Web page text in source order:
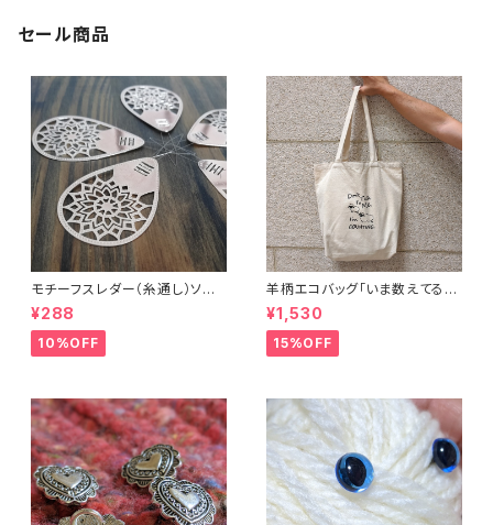
セール商品
モチーフスレダー（糸通し）ソー
イング小物
¥288
10%OFF
羊柄エコバッグ「いま数えてるか
ら話しかけないで」キャンバスト
ートバッグ
¥1,530
15%OFF